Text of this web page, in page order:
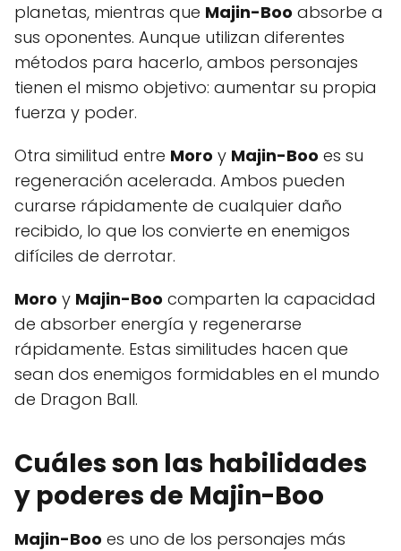
planetas, mientras que Majin-Boo absorbe a
sus oponentes. Aunque utilizan diferentes
métodos para hacerlo, ambos personajes
tienen el mismo objetivo: aumentar su propia
fuerza y poder.
Otra similitud entre Moro y Majin-Boo es su
regeneración acelerada. Ambos pueden
curarse rápidamente de cualquier daño
recibido, lo que los convierte en enemigos
difíciles de derrotar.
Moro y Majin-Boo comparten la capacidad
de absorber energía y regenerarse
rápidamente. Estas similitudes hacen que
sean dos enemigos formidables en el mundo
de Dragon Ball.
Cuáles son las habilidades
y poderes de Majin-Boo
Majin-Boo es uno de los personajes más